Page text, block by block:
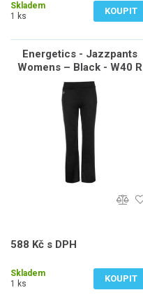
Skladem
1 ks
KOUPIT
Energetics - Jazzpants
Womens – Black - W40 R
588 Kč s DPH
Skladem
1 ks
KOUPIT